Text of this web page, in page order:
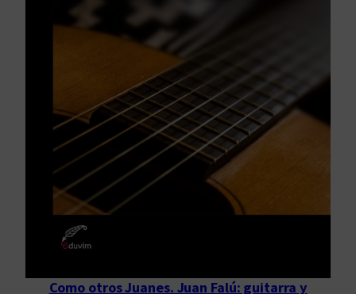
Como otros Juanes. Juan Falú: guitarra y